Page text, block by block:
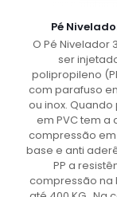
Pé
O Pé Nivelador
ser
polipropileno
com parafuso
ou inox.
em PVC tem a
compressão em
base e anti
PP a
compressão na